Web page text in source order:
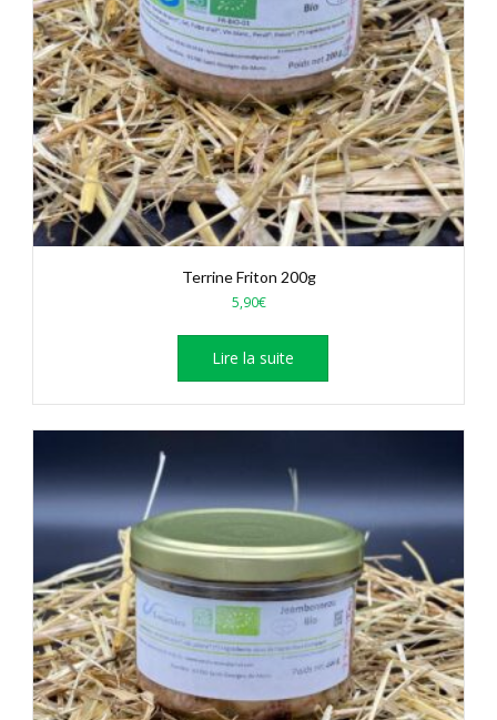
Terrine Friton 200g
5,90€
Lire la suite